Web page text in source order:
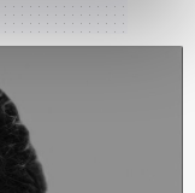
isteriz.
izin vermedikleri